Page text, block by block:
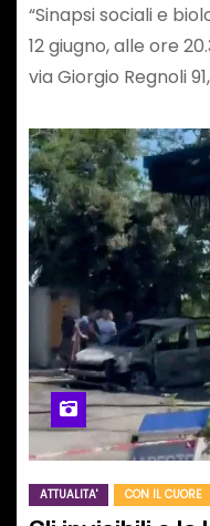
“Sinapsi sociali e
12 giugno, alle ore
via Giorgio Regnoli
ATTUALITA' CON IL CUORE